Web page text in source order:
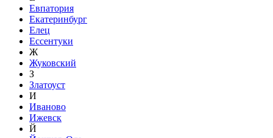
Евпатория
Екатеринбург
Елец
Ессентуки
Ж
Жуковский
З
Златоуст
И
Иваново
Ижевск
Й